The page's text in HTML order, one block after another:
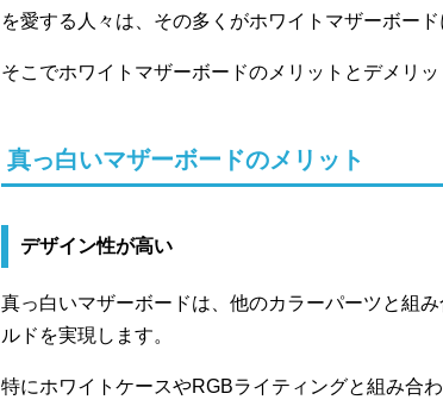
を愛する人々は、その多くがホワイトマザーボード
そこでホワイトマザーボードのメリットとデメリッ
真っ白いマザーボードのメリット
デザイン性が高い
真っ白いマザーボードは、他のカラーパーツと組
ルドを実現します。
特にホワイトケースやRGBライティングと組み合